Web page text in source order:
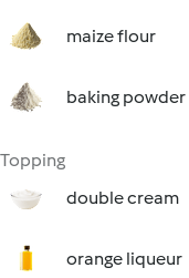
maize flour
baking powder
Topping
double cream
orange liqueur